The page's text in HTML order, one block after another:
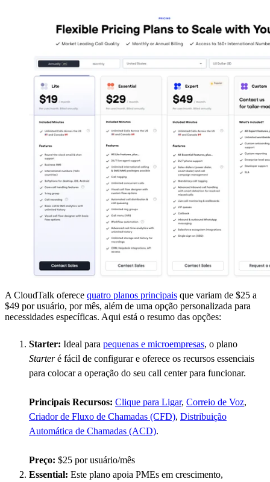
A CloudTalk oferece quatro planos principais que variam de $25 a
$49 por usuário, por mês, além de uma opção personalizada para
necessidades específicas. Aqui está o resumo das opções:
Starter: Ideal para pequenas e microempresas, o plano
Starteré fácil de configurar e oferece os recursos essenciais
para colocar a operação do seu call center para funcionar.
Principais Recursos: Clique para Ligar, Correio de Voz,
Criador de Fluxo de Chamadas (CFD), Distribuição
Automática de Chamadas (ACD).
Preço: $25 por usuário/mês
Essential: Este plano apoia PMEs em crescimento,